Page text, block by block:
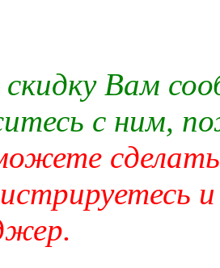
Вам
с ним,
сделать